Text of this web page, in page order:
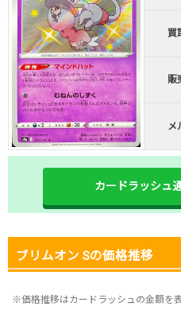
オリくじ
・初回購入は
・新規限定！8種
新規
オリ
TORAオリパ
・リリース1周年
・新規登録で最
初回
TORA
買
販
メ
カードラッシュ
ブリムオン Sの価格推移
※価格推移はカードラッシュの金額を